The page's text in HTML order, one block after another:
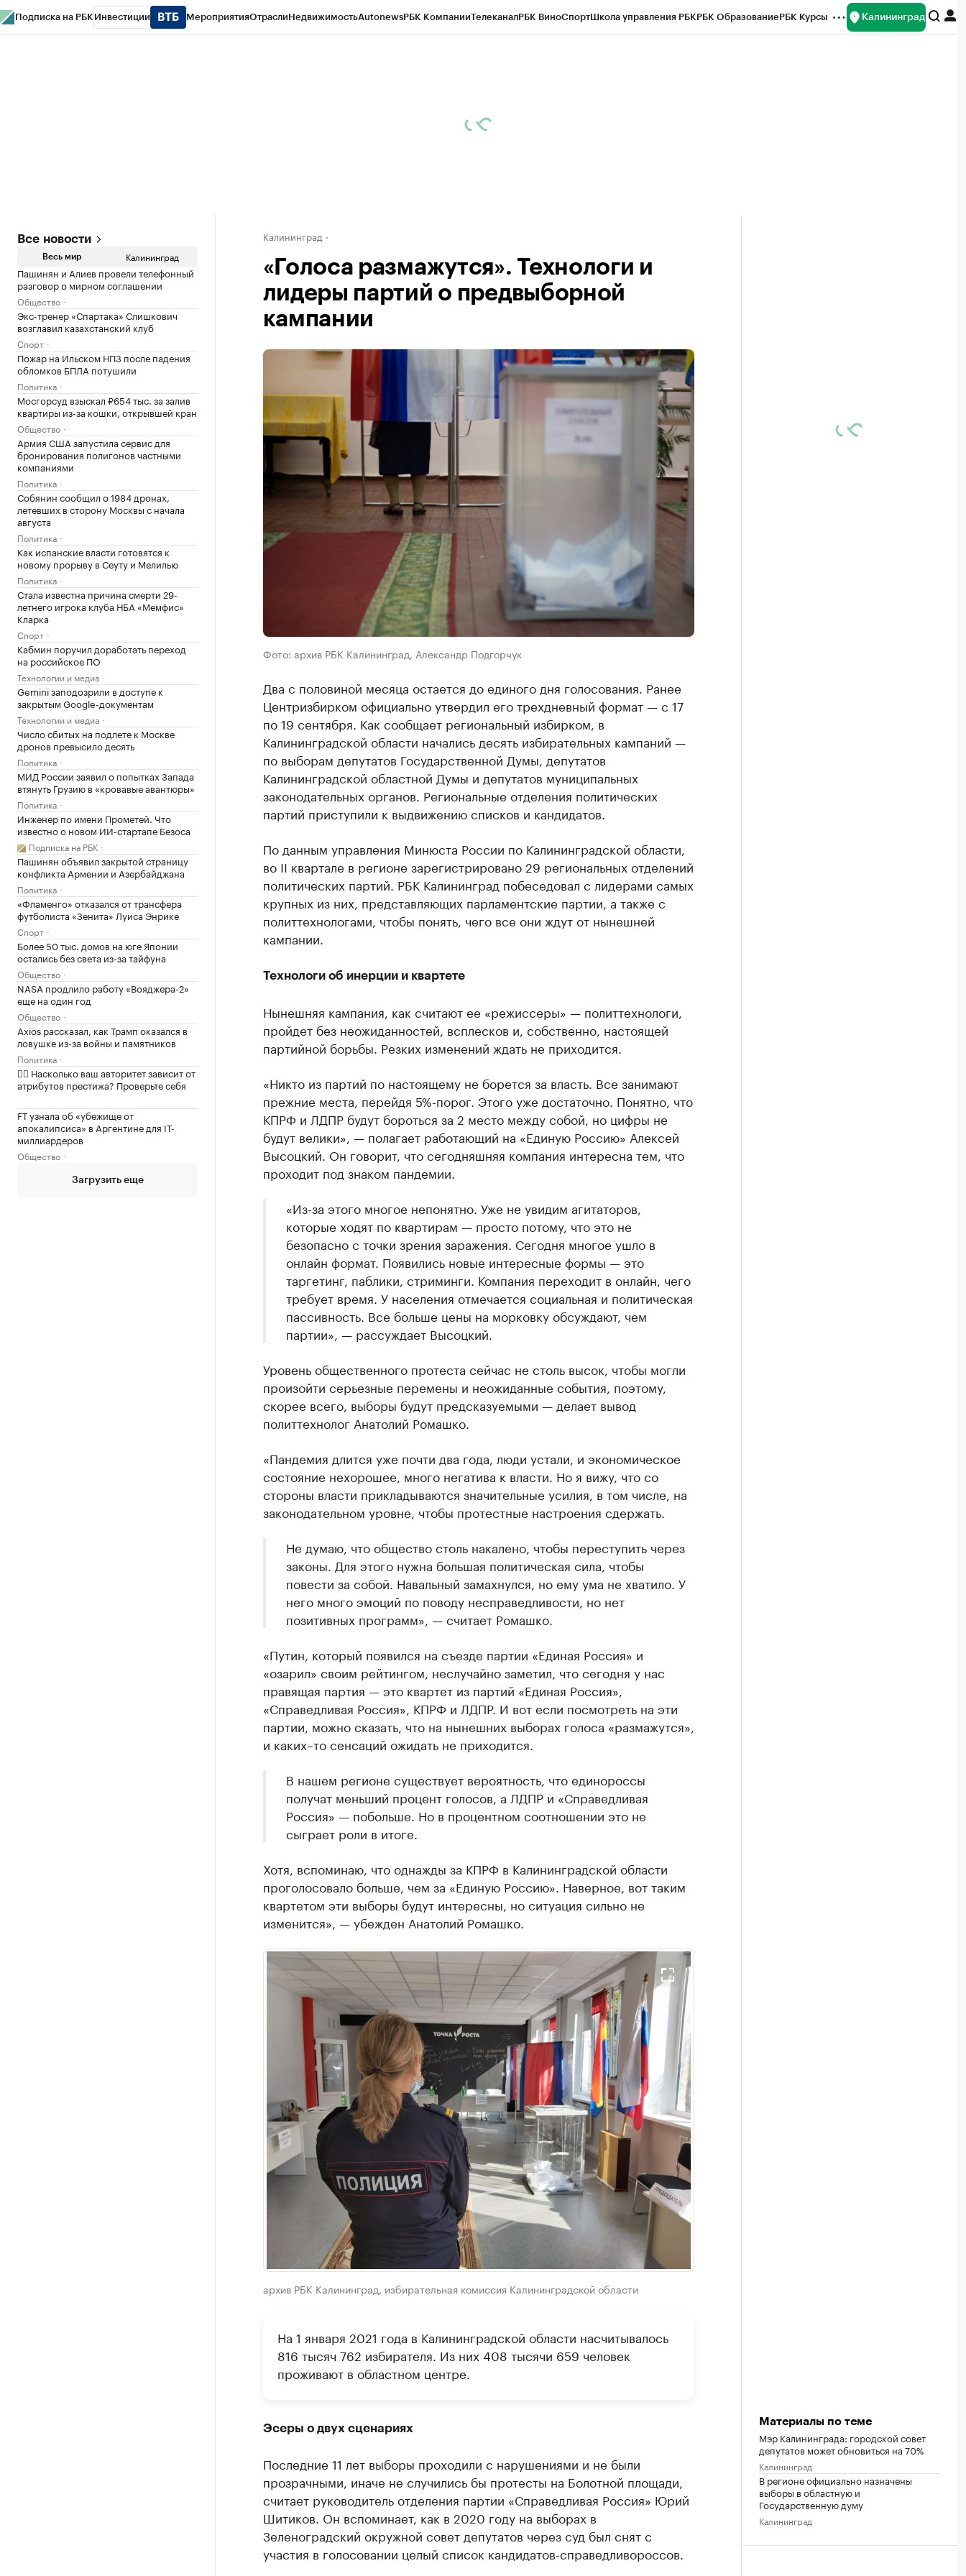
Подписка на РБК Инвестиции МероприятияОтраслиНедвижимостьAutonewsРБК КомпанииТелеканалРБК ВиноСпортШкола управления РБКРБК ОбразованиеРБК Курсы Калининград
Все новости
Весь мир Калининград
Пашинян и Алиев провели телефонный
разговор о мирном соглашении
Общество
Экс-тренер «Спартака» Слишкович
возглавил казахстанский клуб
Спорт
Пожар на Ильском НПЗ после падения
обломков БПЛА потушили
Политика
Мосгорсуд взыскал ₽654 тыс. за залив
квартиры из-за кошки, открывшей кран
Общество
Армия США запустила сервис для
бронирования полигонов частными
компаниями
Политика
Собянин сообщил о 1984 дронах,
летевших в сторону Москвы с начала
августа
Политика
Как испанские власти готовятся к
новому прорыву в Сеуту и Мелилью
Политика
Стала известна причина смерти 29-
летнего игрока клуба НБА «Мемфис»
Кларка
Спорт
Кабмин поручил доработать переход
на российское ПО
Технологии и медиа
Gemini заподозрили в доступе к
закрытым Google-документам
Технологии и медиа
Число сбитых на подлете к Москве
дронов превысило десять
Политика
МИД России заявил о попытках Запада
втянуть Грузию в «кровавые авантюры»
Политика
Инженер по имени Прометей. Что
известно о новом ИИ-стартапе Безоса
Подписка на РБК
Пашинян объявил закрытой страницу
конфликта Армении и Азербайджана
Политика
«Фламенго» отказался от трансфера
футболиста «Зенита» Луиса Энрике
Спорт
Более 50 тыс. домов на юге Японии
остались без света из-за тайфуна
Общество
NASA продлило работу «Вояджера-2»
еще на один год
Общество
Axios рассказал, как Трамп оказался в
ловушке из-за войны и памятников
Политика
✍🏻 Насколько ваш авторитет зависит от
атрибутов престижа? Проверьте себя
FT узнала об «убежище от
апокалипсиса» в Аргентине для IT-
миллиардеров
Общество
Загрузить еще
Калининград
«Голоса размажутся». Технологи и
лидеры партий о предвыборной
кампании
Фото: архив РБК Калининград, Александр Подгорчук
Два с половиной месяца остается до единого дня голосования. Ранее
Центризбирком официально утвердил его трехдневный формат — с 17
по 19 сентября. Как сообщает региональный избирком, в
Калининградской области начались десять избирательных кампаний —
по выборам депутатов Государственной Думы, депутатов
Калининградской областной Думы и депутатов муниципальных
законодательных органов. Региональные отделения политических
партий приступили к выдвижению списков и кандидатов.
По данным управления Минюста России по Калининградской области,
во II квартале в регионе зарегистрировано 29 региональных отделений
политических партий. РБК Калининград побеседовал с лидерами самых
крупных из них, представляющих парламентские партии, а также с
политтехнологами, чтобы понять, чего все они ждут от нынешней
кампании.
Технологи об инерции и квартете
Нынешняя кампания, как считают ее «режиссеры» — политтехнологи,
пройдет без неожиданностей, всплесков и, собственно, настоящей
партийной борьбы. Резких изменений ждать не приходится.
«Никто из партий по настоящему не борется за власть. Все занимают
прежние места, перейдя 5%-порог. Этого уже достаточно. Понятно, что
КПРФ и ЛДПР будут бороться за 2 место между собой, но цифры не
будут велики», — полагает работающий на «Единую Россию» Алексей
Высоцкий. Он говорит, что сегодняшняя компания интересна тем, что
проходит под знаком пандемии.
«Из-за этого многое непонятно. Уже не увидим агитаторов,
которые ходят по квартирам — просто потому, что это не
безопасно с точки зрения заражения. Сегодня многое ушло в
онлайн формат. Появились новые интересные формы — это
таргетинг, паблики, стриминги. Компания переходит в онлайн, чего
требует время. У населения отмечается социальная и политическая
пассивность. Все больше цены на морковку обсуждают, чем
партии», — рассуждает Высоцкий.
Уровень общественного протеста сейчас не столь высок, чтобы могли
произойти серьезные перемены и неожиданные события, поэтому,
скорее всего, выборы будут предсказуемыми — делает вывод
политтехнолог Анатолий Ромашко.
«Пандемия длится уже почти два года, люди устали, и экономическое
состояние нехорошее, много негатива к власти. Но я вижу, что со
стороны власти прикладываются значительные усилия, в том числе, на
законодательном уровне, чтобы протестные настроения сдержать.
Не думаю, что общество столь накалено, чтобы переступить через
законы. Для этого нужна большая политическая сила, чтобы
повести за собой. Навальный замахнулся, но ему ума не хватило. У
него много эмоций по поводу несправедливости, но нет
позитивных программ», — считает Ромашко.
«Путин, который появился на съезде партии «Единая Россия» и
«озарил» своим рейтингом, неслучайно заметил, что сегодня у нас
правящая партия — это квартет из партий «Единая Россия»,
«Справедливая Россия», КПРФ и ЛДПР. И вот если посмотреть на эти
партии, можно сказать, что на нынешних выборах голоса «размажутся»,
и каких–то сенсаций ожидать не приходится.
В нашем регионе существует вероятность, что единороссы
получат меньший процент голосов, а ЛДПР и «Справедливая
Россия» — побольше. Но в процентном соотношении это не
сыграет роли в итоге.
Хотя, вспоминаю, что однажды за КПРФ в Калининградской области
проголосовало больше, чем за «Единую Россию». Наверное, вот таким
квартетом эти выборы будут интересны, но ситуация сильно не
изменится», — убежден Анатолий Ромашко.
архив РБК Калининград, избирательная комиссия Калининградской области
На 1 января 2021 года в Калининградской области насчитывалось
816 тысяч 762 избирателя. Из них 408 тысячи 659 человек
проживают в областном центре.
Эсеры о двух сценариях
Последние 11 лет выборы проходили с нарушениями и не были
прозрачными, иначе не случились бы протесты на Болотной площади,
считает руководитель отделения партии «Справедливая Россия» Юрий
Шитиков. Он вспоминает, как в 2020 году на выборах в
Зеленоградский окружной совет депутатов через суд был снят с
участия в голосовании целый список кандидатов-справедливороссов.
Материалы по теме
Мэр Калининграда: городской совет
депутатов может обновиться на 70%
Калининград
В регионе официально назначены
выборы в областную и
Государственную думу
Калининград